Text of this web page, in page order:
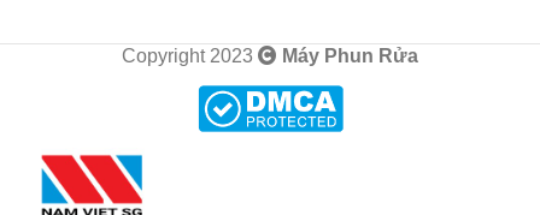
Copyright 2023 Máy Phun Rửa